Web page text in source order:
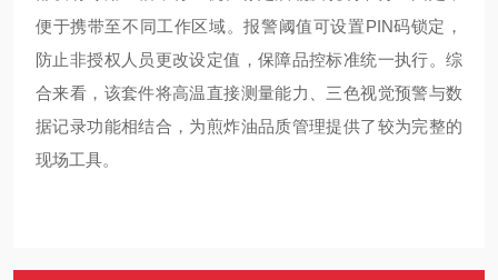
便于携带至不同工作区域。报警阈值可设置PIN码锁定，
防止非授权人员更改设定值，保障品控标准统一执行。综
合来看，该套件将高温直接测量能力、三色视觉预警与数
据记录功能相结合，为煎炸油品质管理提供了较为完整的
现场工具。